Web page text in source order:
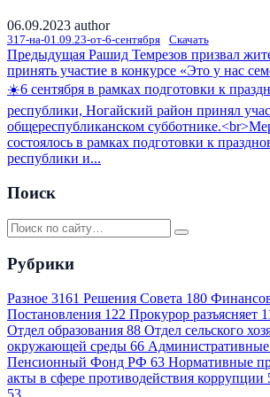
06.09.2023 author
317-на-01.09.23-от-6-сентября Скачать
Предыдущая Рашид Темрезов призвал
принять участие в конкурсе «Это у нас
☀️6 сентября в рамках подготовки к
республики, Ногайский район принял
общереспубликанском
состоялось в рамках подготовки к
республики и...
Поиск
Рубрики
Разное 3161 Решения Совета 180
Постановления 122 Прокурор разъясняет
Отдел образования 88 Отдел сельского
окружающей среды 66
Пенсионный Фонд РФ 63 Нормативные
акты в сфере противодействия коррупции
53